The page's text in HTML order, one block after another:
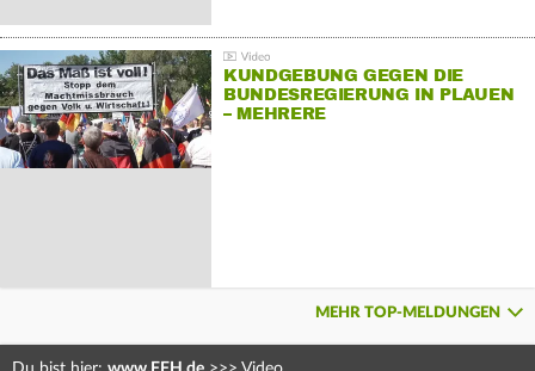
KUNDGEBUNG GEGEN DIE
BUNDESREGIERUNG IN PLAUEN
– MEHRERE
MEHR TOP-MELDUNGEN